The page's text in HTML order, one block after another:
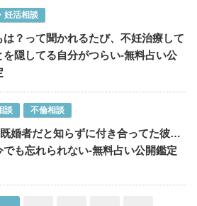
妊活相談
は？って聞かれるたび、不妊治療して
を隠してる自分がつらい-無料占い公
談 不倫相談
婚者だと知らずに付き合ってた彼…
でも忘れられない-無料占い公開鑑定